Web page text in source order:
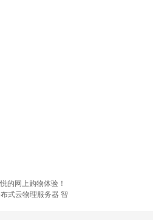
的网上购物体验！
式云物理服务器 智